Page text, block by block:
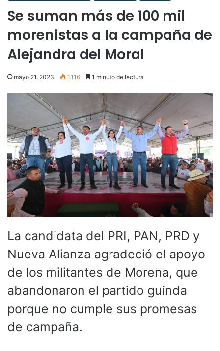
Se suman más de 100 mil
morenistas a la campaña de
Alejandra del Moral
mayo 21, 2023 1.116 1 minuto de lectura
La candidata del PRI, PAN, PRD y
Nueva Alianza agradeció el apoyo
de los militantes de Morena, que
abandonaron el partido guinda
porque no cumple sus promesas
de campaña.